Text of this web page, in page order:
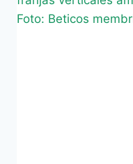
LA
LIBERTAD